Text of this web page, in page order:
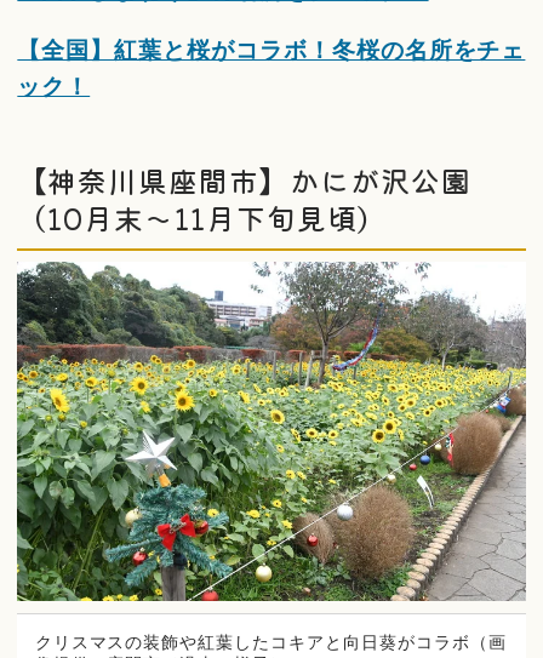
【全国】紅葉と桜がコラボ！冬桜の名所をチェ
ック！
【神奈川県座間市】かにが沢公園
（10月末〜11月下旬見頃）
クリスマスの装飾や紅葉したコキアと向日葵がコラボ（画